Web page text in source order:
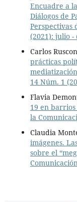
Encuadre a
Diálogos de
Perspectivas
(2021): julio
Carlos
prácticas
14 Núm. 1
Flavia
19 en
la
Claudia
imágenes.
sobre el